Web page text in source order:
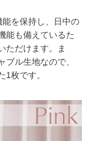
を保持し、日中の
能も備えているた
ただけます。ま
ル生地なので、
枚です。